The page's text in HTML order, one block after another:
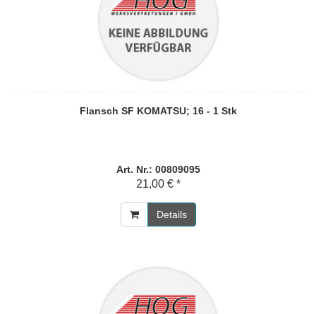
Flansch SF KOMATSU; 16 - 1 Stk
Art. Nr.: 00809095
21,00 € *
Details